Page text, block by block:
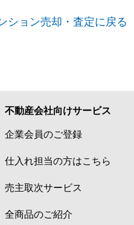
ション売却・査定に戻る
不動産会社向けサービス
企業会員のご登録
仕入れ担当の方はこちら
売主取次サービス
全商品のご紹介